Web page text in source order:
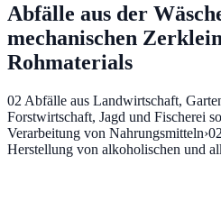
Abfälle aus der
mechanischen
Rohmaterials
02 Abfälle aus Landwirtschaft,
Forstwirtschaft, Jagd und Fischerei
Verarbeitung von Nahrungsmitteln›
Herstellung von alkoholischen und